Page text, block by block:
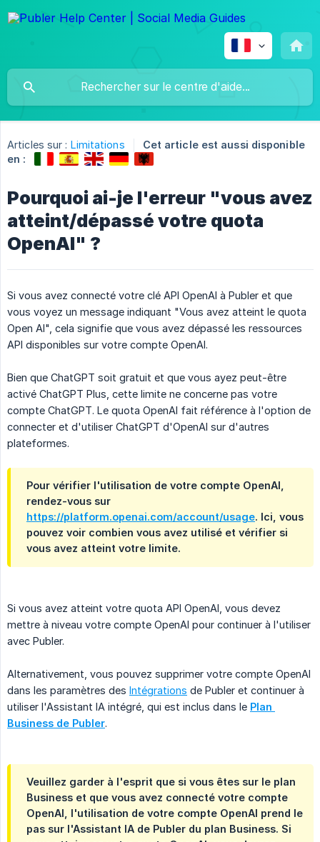
Articles sur : Limitations
Cet article est aussi disponible
en :
Pourquoi ai-je l'erreur "vous avez
atteint/dépassé votre quota
OpenAI" ?
Si vous avez connecté votre clé API OpenAI à Publer et que
vous voyez un message indiquant "Vous avez atteint le quota
Open AI", cela signifie que vous avez dépassé les ressources
API disponibles sur votre compte OpenAI.
Bien que ChatGPT soit gratuit et que vous ayez peut-être
activé ChatGPT Plus, cette limite ne concerne pas votre
compte ChatGPT. Le quota OpenAI fait référence à l'option de
connecter et d'utiliser ChatGPT d'OpenAI sur d'autres
plateformes.
Pour vérifier l'utilisation de votre compte OpenAI,
rendez-vous sur
https://platform.openai.com/account/usage. Ici, vous
pouvez voir combien vous avez utilisé et vérifier si
vous avez atteint votre limite.
Si vous avez atteint votre quota API OpenAI, vous devez
mettre à niveau votre compte OpenAI pour continuer à l'utiliser
avec Publer.
Alternativement, vous pouvez supprimer votre compte OpenAI
dans les paramètres des Intégrations de Publer et continuer à
utiliser l'Assistant IA intégré, qui est inclus dans le Plan
Business de Publer.
Veuillez garder à l'esprit que si vous êtes sur le plan
Business et que vous avez connecté votre compte
OpenAI, l'utilisation de votre compte OpenAI prend le
pas sur l'Assistant IA de Publer du plan Business. Si